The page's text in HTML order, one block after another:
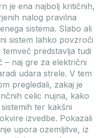
je ena najbolj kritičnih,
nalog pravilna
sistema. Slabo ali
sistem lahko povzroči
predstavlja tudi
– naj gre za električni
udara strele. V tem
pregledali, zakaj je
celic nujna, kako
ter kakšni
izvedbe. Pokazali
upora ozemljitve, iz
zalogi